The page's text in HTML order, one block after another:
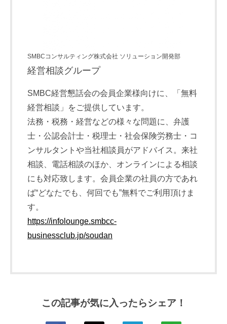
SMBCコンサルティング株式会社 ソリューション開発部
経営相談グループ
SMBC経営懇話会の会員企業様向けに、「無料
経営相談」をご提供しています。
法務・税務・経営などの様々な問題に、弁護
士・公認会計士・税理士・社会保険労務士・コ
ンサルタントや当社相談員がアドバイス。来社
相談、電話相談のほか、オンラインによる相談
にも対応致します。会員企業の社員の方であれ
ば“どなたでも、何回でも”無料でご利用頂けま
す。
https://infolounge.smbcc-
businessclub.jp/soudan
この記事が気に入ったらシェア！